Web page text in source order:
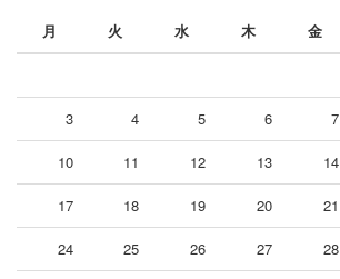
月
火 水 木 金
3 4 5 6 7
10 11 12 13 14
17 18 19 20 21
24 25 26 27 28